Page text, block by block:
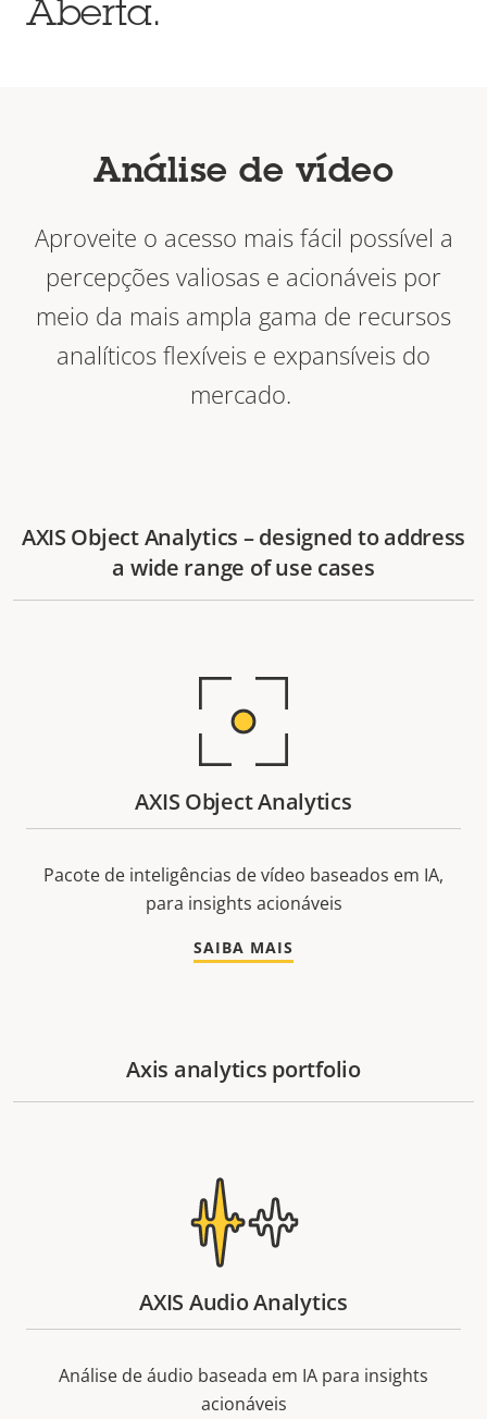
Aberta.
Análise de vídeo
Aproveite o acesso mais fácil possível a
percepções valiosas e acionáveis por
meio da mais ampla gama de recursos
analíticos flexíveis e expansíveis do
mercado.
AXIS Object Analytics – designed to address
a wide range of use cases
AXIS Object Analytics
Pacote de inteligências de vídeo baseados em IA,
para insights acionáveis
SAIBA MAIS
Axis analytics portfolio
AXIS Audio Analytics
Análise de áudio baseada em IA para insights
acionáveis